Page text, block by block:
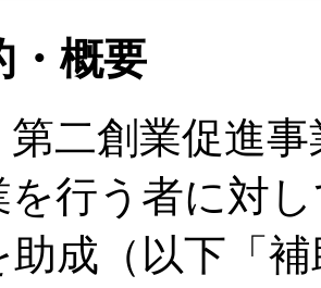
・概要
第二創業促進
を行う者に対
助成（以下「